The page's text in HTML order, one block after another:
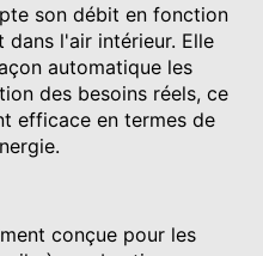
son débit en fonction
l'air intérieur. Elle
automatique les
des besoins réels, ce
efficace en termes de
conçue pour les